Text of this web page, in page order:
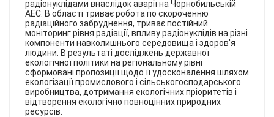
радіонуклідами внаслідок аварії на Чорнобильській
АЕС. В області триває робота по скороченню
радіаційного забруднення, триває постійний
моніторинг рівня радіації, впливу радіонуклідів на різні
компоненти навколишнього середовища і здоров'я
людини. В результаті досліджень державної
екологічної політики на регіональному рівні
сформовані пропозиції щодо її удосконалення шляхом
екологізації промислового і сільськогосподарського
виробництва, дотримання екологічних пріоритетів і
відтворення екологічно повноцінних природних
ресурсів.